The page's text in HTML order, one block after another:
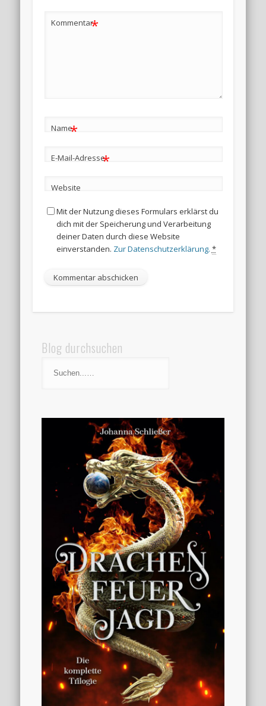
Kommentar*
Name*
E-Mail-Adresse*
Website
Mit der Nutzung dieses Formulars erklärst du
dich mit der Speicherung und Verarbeitung
deiner Daten durch diese Website
einverstanden. Zur Datenschutzerklärung. *
Blog durchsuchen